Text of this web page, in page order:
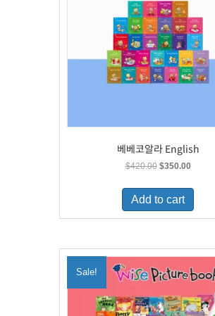
베베코알라 English
$420.00 Original
was:
$420.00.
$350.00Current
is:
Add to cart
Sale!